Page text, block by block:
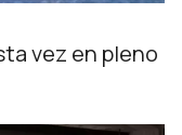
vez en pleno